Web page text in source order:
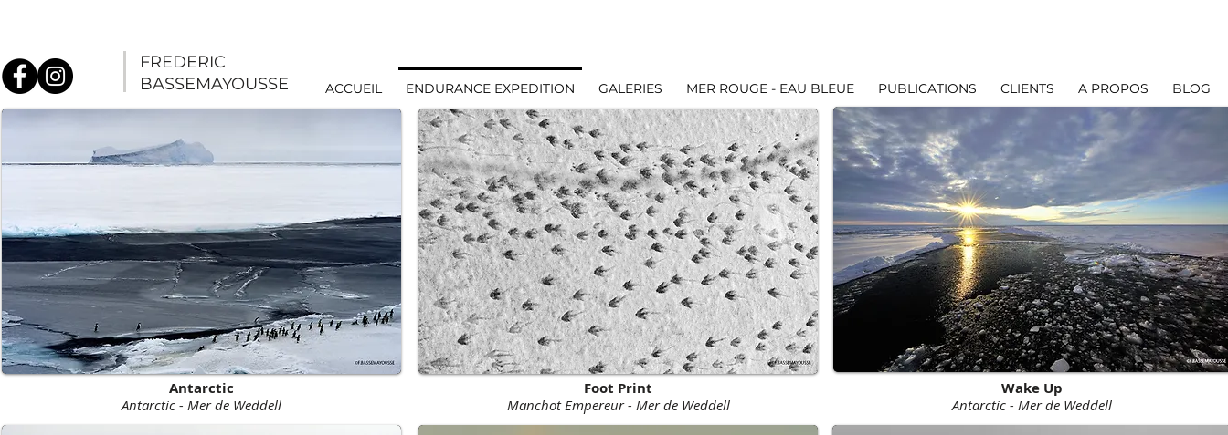
FREDERIC
BASSEMAYOUSSE
ACCUEIL ENDURANCE EXPEDITION GALERIES MER ROUGE - EAU BLEUE PUBLICATIONS CLIENTS A PROPOS BLOG
Antarctic
Antarctic - Mer de Weddell
Foot Print
Manchot Empereur - Mer de Weddell
Wake Up
Antarctic - Mer de Weddell